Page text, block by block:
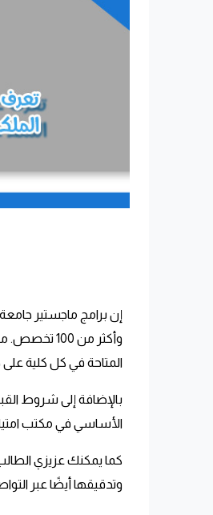
وأكثر من
المتاحة في كل كلية على
بالإضافة إلى شروط
الأساسي في مكتب
وتدقيقها أيضًا عبر